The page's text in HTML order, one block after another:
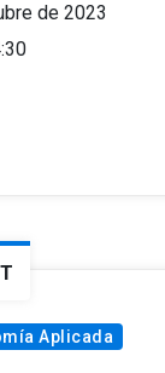
de 2023
Aplicada